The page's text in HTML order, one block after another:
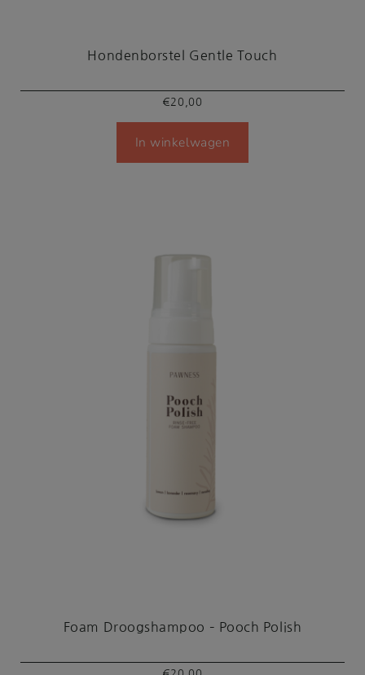
Hondenborstel Gentle Touch
€20,00
In winkelwagen
Foam Droogshampoo – Pooch Polish